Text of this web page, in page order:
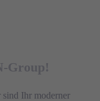
Group!
Ihr moderner